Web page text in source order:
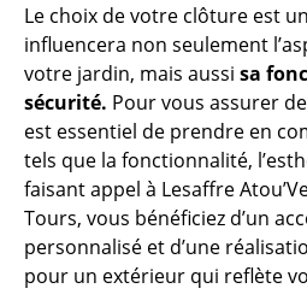
Le choix de votre clôture est
influencera non seulement
votre jardin, mais aussi sa
sécurité. Pour vous assurer
est essentiel de prendre en
tels que la fonctionnalité,
faisant appel à Lesaffre
Tours, vous bénéficiez d’un
personnalisé et d’une
pour un extérieur qui reflète